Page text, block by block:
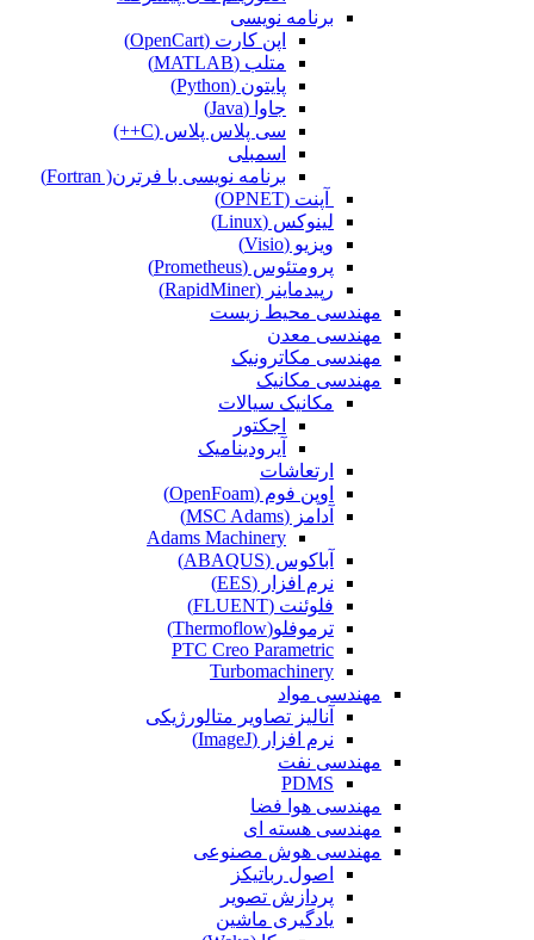
برنامه نویسی
اپن کارت (OpenCart)
متلب (MATLAB)
پایتون (Python)
جاوا (Java)
سی پلاس پلاس (C++)
اسمبلی
برنامه نویسی با فرترن( Fortran)
آپنت (OPNET)
لینوکس (Linux)
ویزیو (Visio)
پرومتئوس (Prometheus)
رپیدماینر (RapidMiner)
مهندسی محیط زیست
مهندسی معدن
مهندسی مکاترونیک
مهندسی مکانیک
مکانیک سیالات
اجکتور
آیرودینامیک
ارتعاشات
اوپن فوم (OpenFoam)
آدامز (MSC Adams)
Adams Machinery
آباکوس (ABAQUS)
نرم افزار (EES)
فلوئنت (FLUENT)
ترموفلو(Thermoflow)
PTC Creo Parametric
Turbomachinery
مهندسی مواد
آنالیز تصاویر متالورژیکی
نرم افزار (ImageJ)
مهندسی نفت
PDMS
مهندسی هوا فضا
مهندسی هسته ای
مهندسی هوش مصنوعی
اصول رباتیکز
پردازش تصویر
یادگیری ماشین